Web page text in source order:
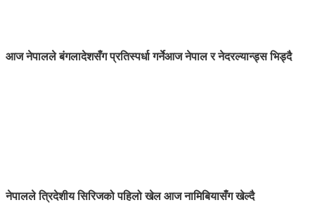
आज नेपालले बंगलादेशसँग प्रतिस्पर्धा गर्नेआज नेपाल र नेदरल्यान्ड्स भिड्दै
नेपालले त्रिदेशीय सिरिजको पहिलो खेल आज नामिबियासँग खेल्दै